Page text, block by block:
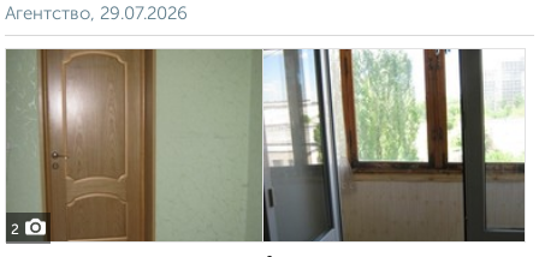
Агентство, 29.07.2026
2